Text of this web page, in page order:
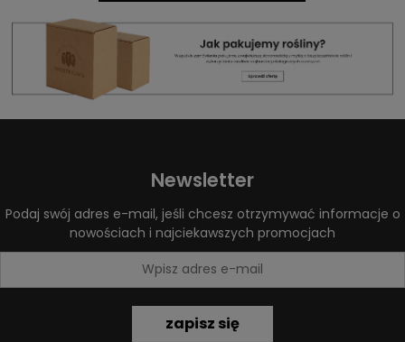
Newsletter
Podaj swój adres e-mail, jeśli chcesz otrzymywać informacje o
nowościach i najciekawszych promocjach
zapisz się